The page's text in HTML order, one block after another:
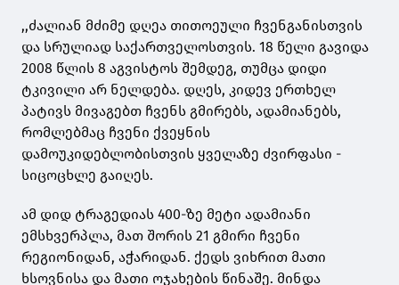
,,ძალიან მძიმე დღეა თითოეული ჩვენგანისთვის
და სრულიად საქართველოსთვის. 18 წელი გავიდა
2008 წლის 8 აგვისტოს შემდეგ, თუმცა დიდი
ტკივილი არ ნელდება. დღეს, კიდევ ერთხელ
პატივს მივაგებთ ჩვენს გმირებს, ადამიანებს,
რომლებმაც ჩვენი ქვეყნის
დამოუკიდებლობისთვის ყველაზე ძვირფასი -
სიცოცხლე გაიღეს.
ამ დიდ ტრაგედიას 400-ზე მეტი ადამიანი
ემსხვერპლა, მათ შორის 21 გმირი ჩვენი
რეგიონიდან, აჭარიდან. ქედს ვიხრით მათი
ხსოვნისა და მათი ოჯახების წინაშე. მინდა